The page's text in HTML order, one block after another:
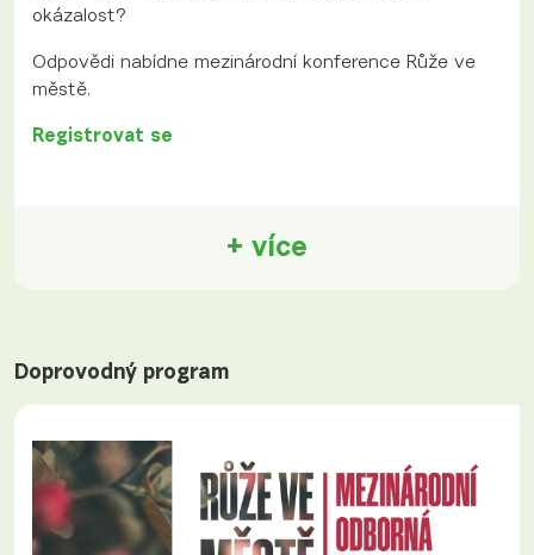
okázalost?
Odpovědi nabídne mezinárodní konference Růže ve
městě.
Registrovat se
+ více
Doprovodný program